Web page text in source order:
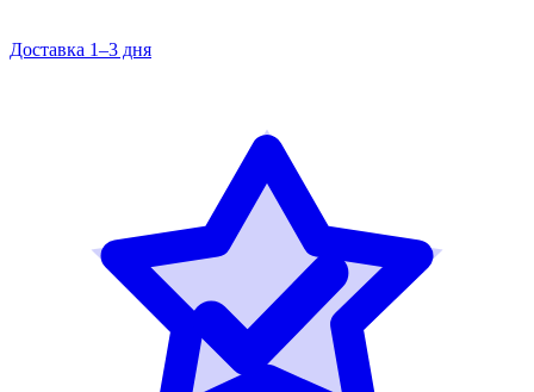
Доставка 1–3 дня